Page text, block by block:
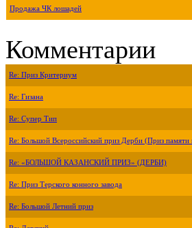
Продажа ЧК лошадей
Комментарии
Re: Приз Критериум
Re: Гизана
Re: Супер Тип
Re: Большой Всероссийский приз Дерби (Приз
Re: «БОЛЬШОЙ КАЗАНСКИЙ ПРИЗ» (ДЕРБИ)
Re: Приз Терского конного завода
Re: Большой Летний приз